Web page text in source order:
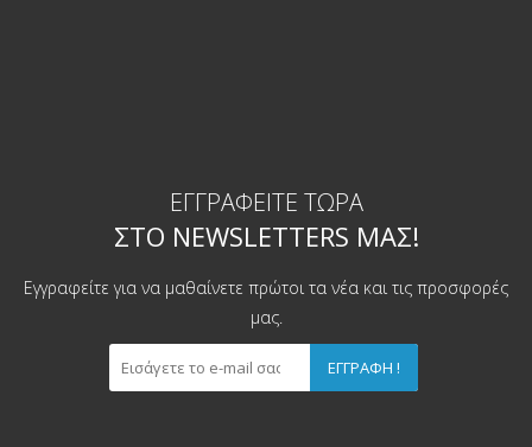
ΕΓΓΡΑΦΕΊΤΕ ΤΏΡΑ
ΣΤΟ NEWSLETTERS ΜΑΣ!
Εγγραφείτε για να μαθαίνετε πρώτοι τα νέα και τις προσφορές
μας.
ΕΓΓΡΑΦΉ !